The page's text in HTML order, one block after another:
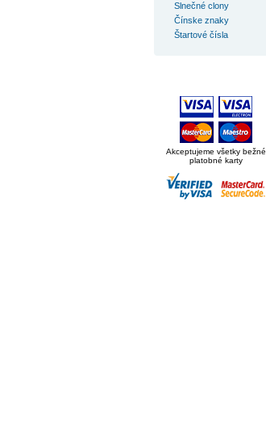
Slnečné clony
Čínske znaky
Štartové čísla
Akceptujeme všetky bežné
platobné karty